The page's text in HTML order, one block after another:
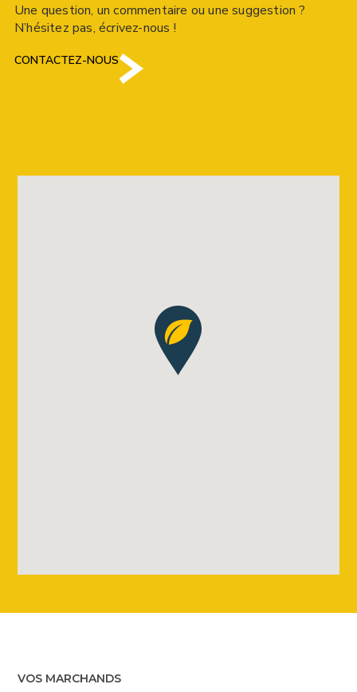
Une question, un commentaire ou une suggestion ?
N’hésitez pas, écrivez-nous !
CONTACTEZ-NOUS
VOS MARCHANDS